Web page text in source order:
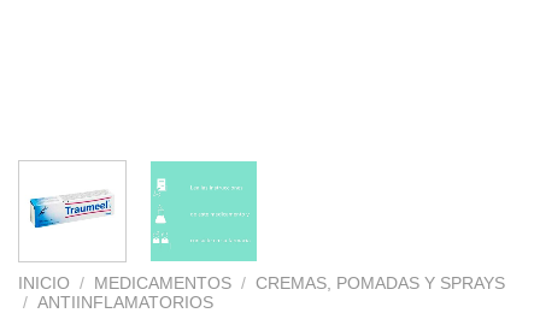
INICIO / MEDICAMENTOS / CREMAS, POMADAS Y SPRAYS
/ ANTIINFLAMATORIOS